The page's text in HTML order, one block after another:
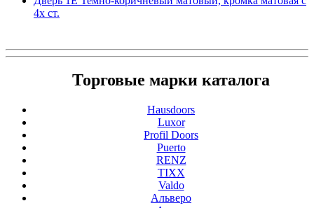
4х ст.
Торговые марки каталога
Hausdoors
Luxor
Profil Doors
Puerto
RENZ
TIXX
Valdo
Альверо